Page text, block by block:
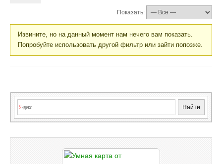
Показать:
Извините, но на данный момент нам нечего вам показать.
Попробуйте использовать другой фильтр или зайти попозже.